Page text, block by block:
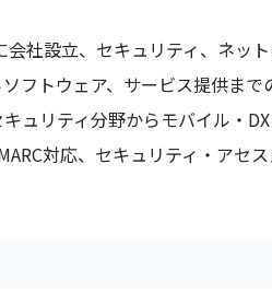
社設立、セキュリティ、ネッ
フトウェア、サービス提供ま
ュリティ分野からモバイル・
対応、セキュリティ・ア